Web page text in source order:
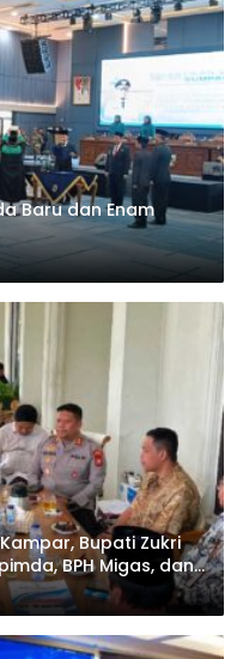
Baru dan Enam
Bupati Zukri
BPH Migas, dan